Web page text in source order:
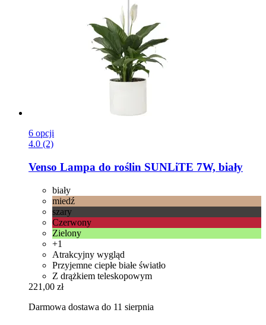
6 opcji
4.0 (2)
Venso Lampa do roślin SUNLiTE 7W, biały
biały
miedź
szary
Czerwony
Zielony
+1
Atrakcyjny wygląd
Przyjemne ciepłe białe światło
Z drążkiem teleskopowym
221,00 zł
Darmowa dostawa do 11 sierpnia